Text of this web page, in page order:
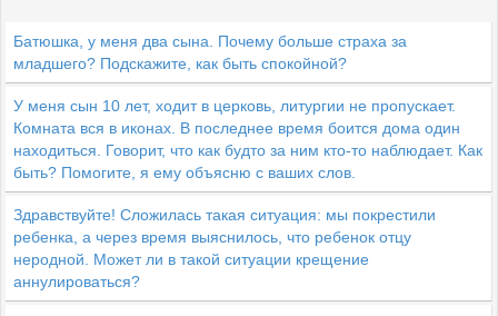
Батюшка, у меня два сына. Почему больше страха за
младшего? Подскажите, как быть спокойной?
У меня сын 10 лет, ходит в церковь, литургии не пропускает.
Комната вся в иконах. В последнее время боится дома один
находиться. Говорит, что как будто за ним кто-то наблюдает. Как
быть? Помогите, я ему объясню с ваших слов.
Здравствуйте! Сложилась такая ситуация: мы покрестили
ребенка, а через время выяснилось, что ребенок отцу
неродной. Может ли в такой ситуации крещение
аннулироваться?